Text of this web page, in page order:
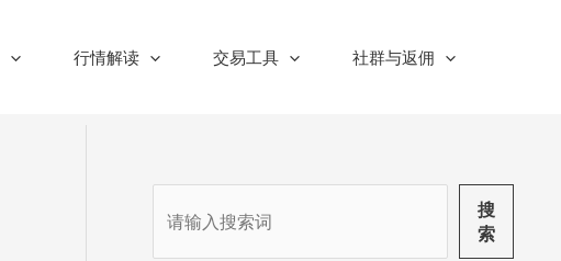
行情解读 交易工具 社群与返佣
搜
索